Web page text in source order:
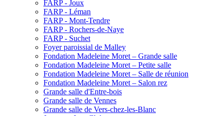
FARP - Joux
FARP - Léman
FARP - Mont-Tendre
FARP - Rochers-de-Naye
FARP - Suchet
Foyer paroissial de Malley
Fondation Madeleine Moret – Grande salle
Fondation Madeleine Moret – Petite salle
Fondation Madeleine Moret – Salle de réunion
Fondation Madeleine Moret – Salon rez
Grande salle d'Entre-bois
Grande salle de Vennes
Grande salle de Vers-chez-les-Blanc